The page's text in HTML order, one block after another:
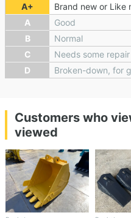
A+
Brand new or Like
A
Good
B
Normal
C
Needs some repair
D
Broken-down, for
Customers who
viewed